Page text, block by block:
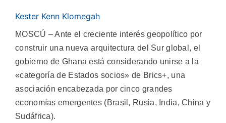
Kester Kenn Klomegah
MOSCÚ – Ante el creciente interés geopolítico por
construir una nueva arquitectura del Sur global, el
gobierno de Ghana está considerando unirse a la
«categoría de Estados socios» de Brics+, una
asociación encabezada por cinco grandes
economías emergentes (Brasil, Rusia, India, China y
Sudáfrica).